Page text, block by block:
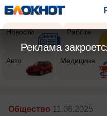
Новости Работа
Авто Медицина
Общество 11.06.2025
Реклама